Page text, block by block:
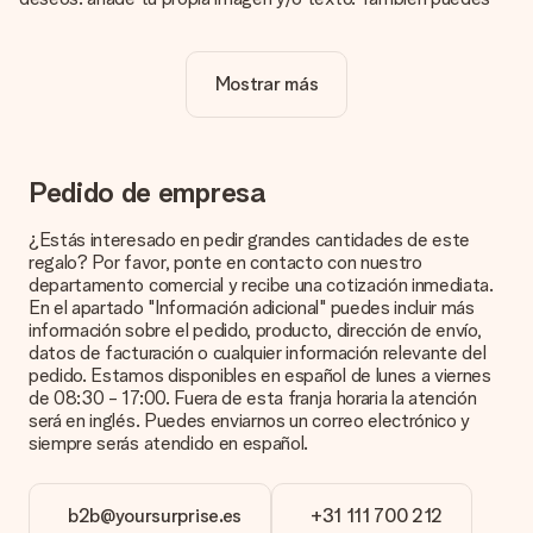
¿La personalización está incluida en el precio?
El precio que se muestra en el sitio web incluye la
¿Cómo puedo saber si mi imagen tiene la calidad
adecuada?
satisfecho con tu regalo. Por eso es importante utilizar fotos
de alta calidad. Si no estás seguro de la calidad de la imagen,
ponte en contacto con nuestro equipo de atención al cliente e
incluye la foto junto con el regalo que te interesa encargar.
Ellos podrán comprobar la calidad por ti.
¿Qué formatos puedo cargar?
Puedes carga archivos JPG y PNG en nuestro editor. ¿Es
esto demasiado técnico o tienes una imagen de un formato
diferente que te gustaría usar? Ponte en contacto con
encantados de ayudarte para que puedas crear el regalo que
deseas!
Mostrar más
Pedido de empresa
¿Estás interesado en pedir grandes cantidades de este
regalo? Por favor, ponte en contacto con nuestro
departamento comercial y recibe una cotización inmediata.
En el apartado "Información adicional" puedes incluir más
información sobre el pedido, producto, dirección de envío,
datos de facturación o cualquier información relevante del
pedido. Estamos disponibles en español de lunes a viernes
de 08:30 - 17:00. Fuera de esta franja horaria la atención
será en inglés. Puedes enviarnos un correo electrónico y
siempre serás atendido en español.
b2b@yoursurprise.es +31 111 700 212